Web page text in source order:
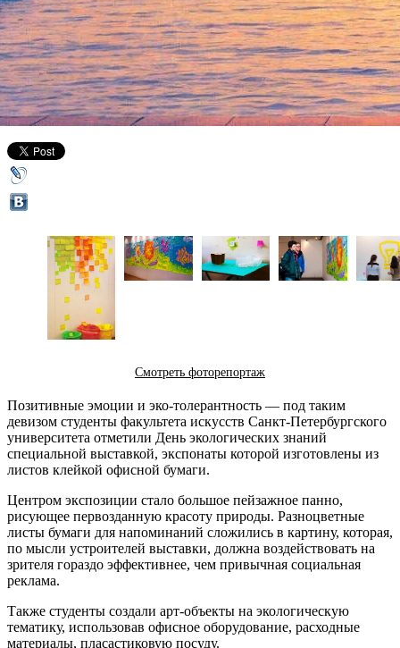
эко-выставку из подручных
материалов
18 апреля 2014,03:20 Версия для печати
Смотреть фоторепортаж
Позитивные эмоции и эко-толерантность — под таким
девизом студенты факультета искусств Санкт-Петербургского
университета отметили День экологических знаний
специальной выставкой, экспонаты которой изготовлены из
листов клейкой офисной бумаги.
Центром экспозиции стало большое пейзажное панно,
рисующее первозданную красоту природы. Разноцветные
листы бумаги для напоминаний сложились в картину, которая,
по мысли устроителей выставки, должна воздействовать на
зрителя гораздо эффективнее, чем привычная социальная
реклама.
Также студенты создали арт-объекты на экологическую
тематику, использовав офисное оборудование, расходные
материалы, пласастиковую посуду.